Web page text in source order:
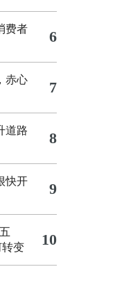
费者
6
赤心
7
道路
8
快开
9
变
10